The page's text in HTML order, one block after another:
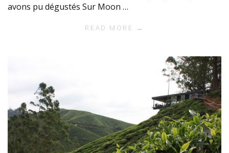
avons pu dégustés Sur Moon …
READ MORE →